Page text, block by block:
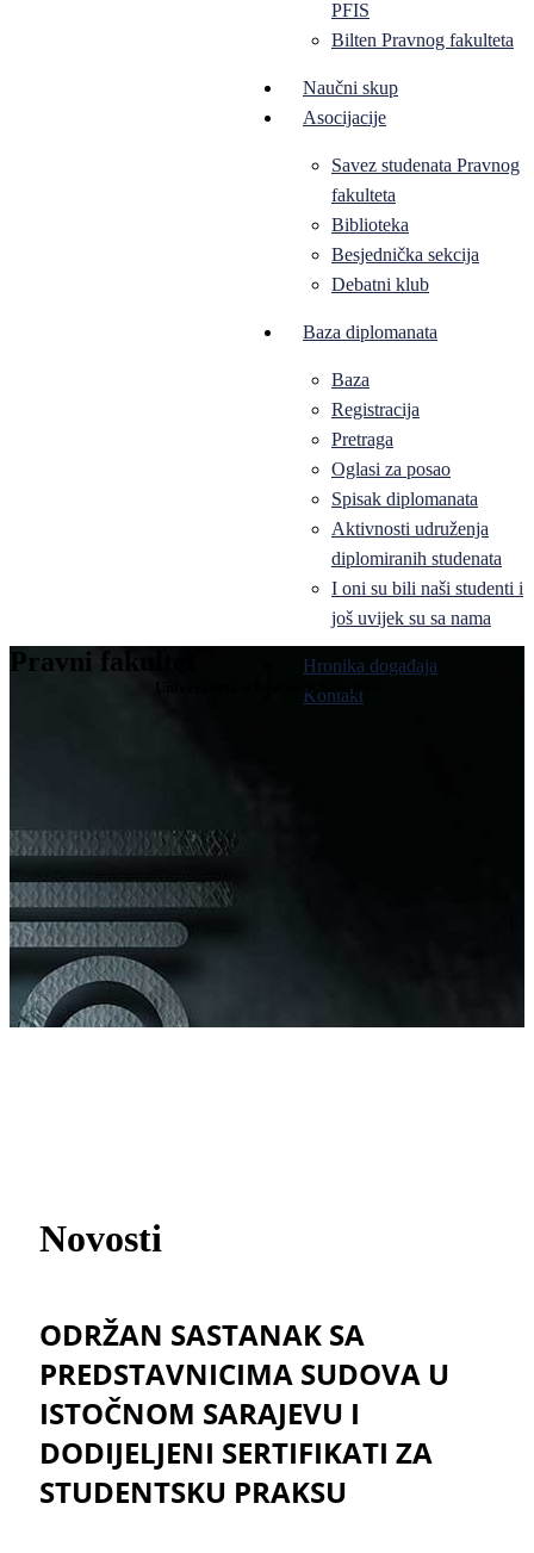
PFIS
Bilten Pravnog fakulteta
Naučni skup
Asocijacije
Savez studenata Pravnog
fakulteta
Biblioteka
Besjednička sekcija
Debatni klub
Baza diplomanata
Baza
Registracija
Pretraga
Oglasi za posao
Spisak diplomanata
Aktivnosti udruženja
diplomiranih studenata
I oni su bili naši studenti i
još uvijek su sa nama
Hronika događaja
Kontakt
Pravni fakultet
Univerziteta u Istočnom Sarajevu
Novosti
ODRŽAN SASTANAK SA
PREDSTAVNICIMA SUDOVA U
ISTOČNOM SARAJEVU I
DODIJELJENI SERTIFIKATI ZA
STUDENTSKU PRAKSU